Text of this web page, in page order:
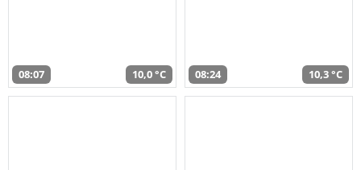
08:07 10,0 °C 08:24 10,3 °C